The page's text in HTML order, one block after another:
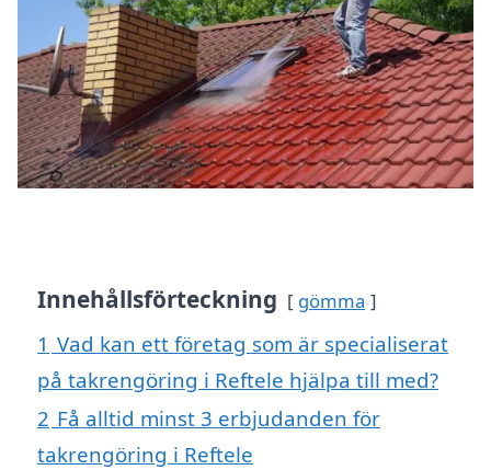
Innehållsförteckning gömma
1 Vad kan ett företag som är specialiserat
på takrengöring i Reftele hjälpa till med?
2 Få alltid minst 3 erbjudanden för
takrengöring i Reftele